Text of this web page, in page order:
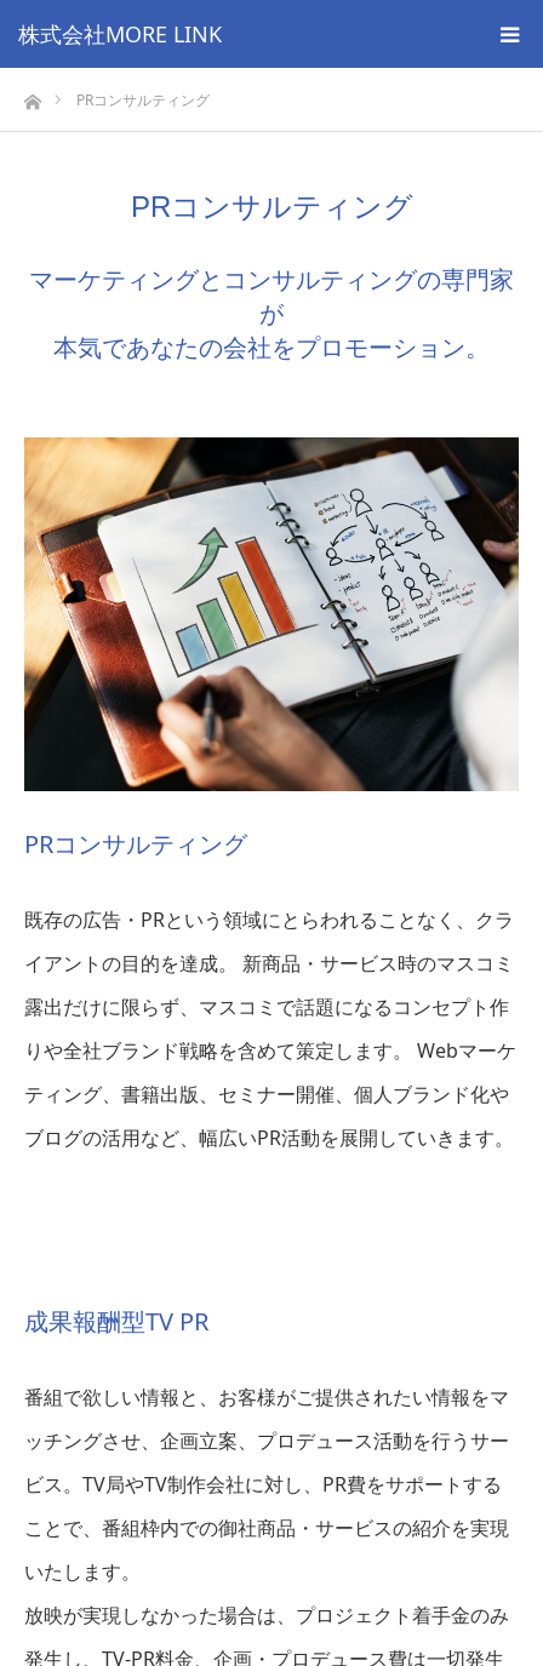
株式会社MORE LINK
ホームPRコンサルティング
PRコンサルティング
マーケティングとコンサルティングの専門家
が
本気であなたの会社をプロモーション。
PRコンサルティング
既存の広告・PRという領域にとらわれることなく、クラ
イアントの目的を達成。 新商品・サービス時のマスコミ
露出だけに限らず、マスコミで話題になるコンセプト作
りや全社ブランド戦略を含めて策定します。 Webマーケ
ティング、書籍出版、セミナー開催、個人ブランド化や
ブログの活用など、幅広いPR活動を展開していきます。
成果報酬型TV PR
番組で欲しい情報と、お客様がご提供されたい情報をマ
ッチングさせ、企画立案、プロデュース活動を行うサー
ビス。TV局やTV制作会社に対し、PR費をサポートする
ことで、番組枠内での御社商品・サービスの紹介を実現
いたします。
放映が実現しなかった場合は、プロジェクト着手金のみ
発生し、TV-PR料金、企画・プロデュース費は一切発生